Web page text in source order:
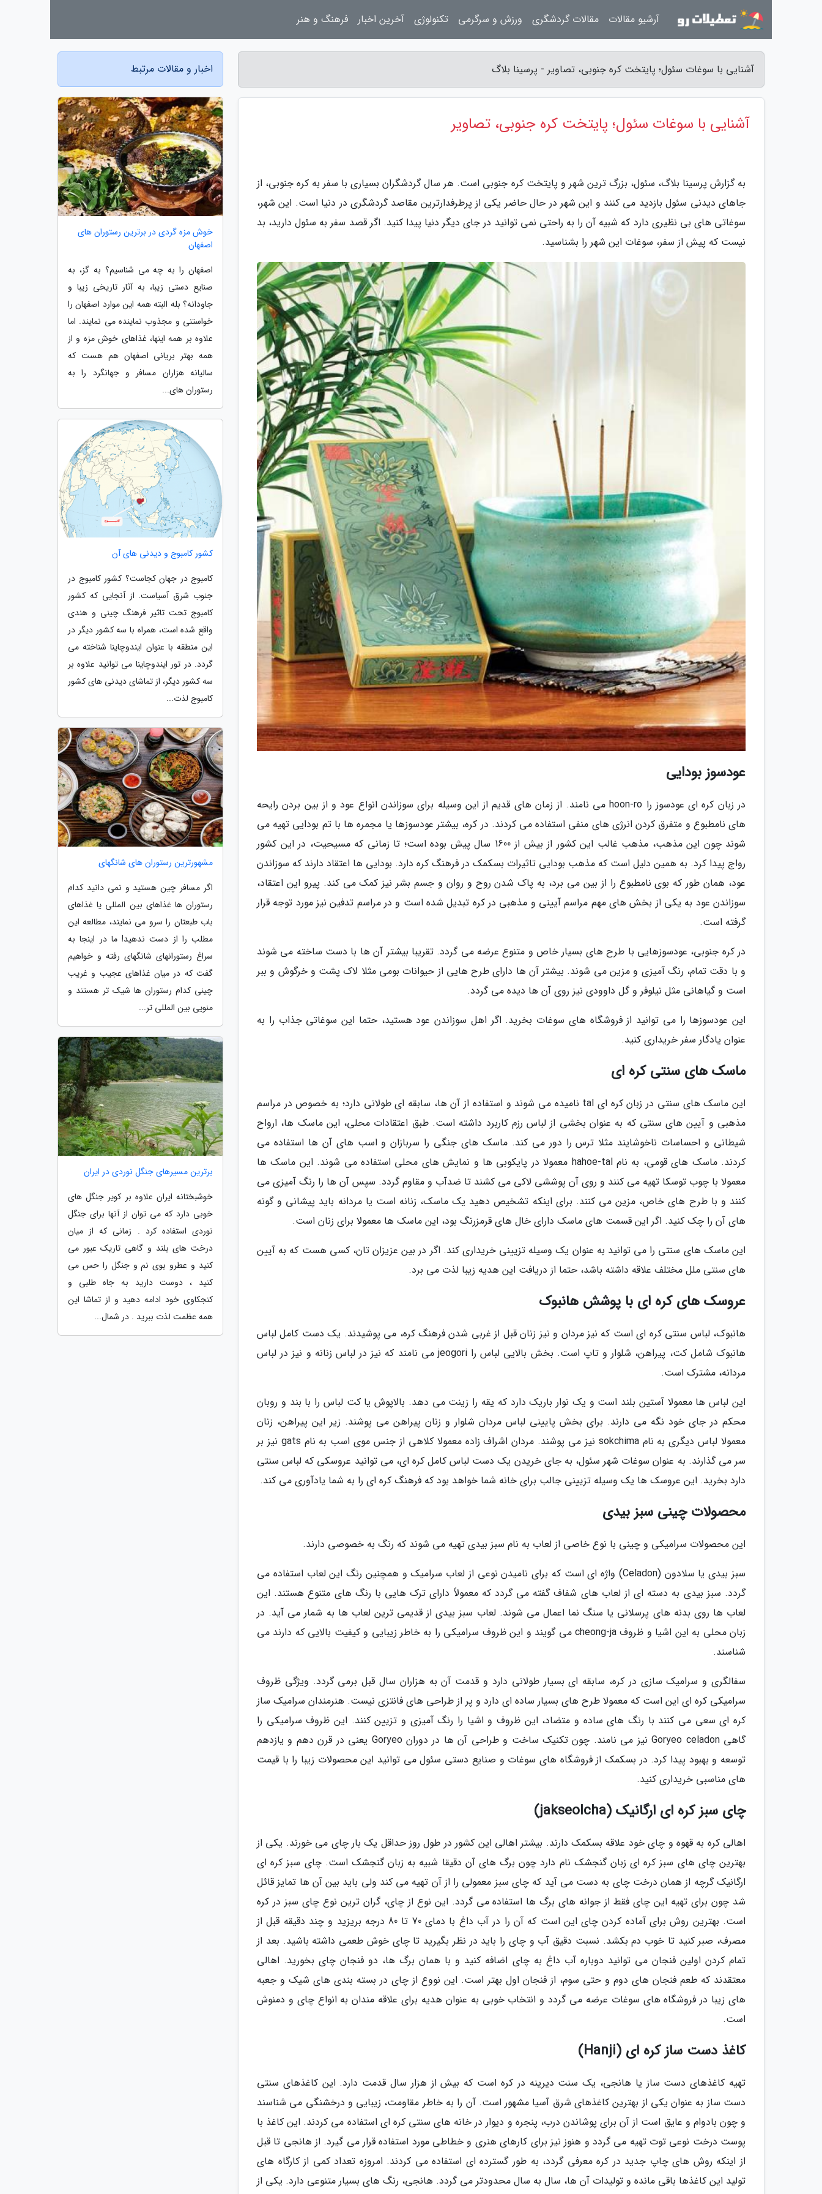
آشنایی با سوغات سئول؛ پایتخت کره جنوبی، تصاویر - پرسینا بلاگ
آشنایی با سوغات سئول؛ پایتخت کره جنوبی، تصاویر
به گزارش پرسینا بلاگ، سئول، بزرگ ترین شهر و پایتخت کره جنوبی است. هر سال گردشگران بسیاری با سفر به کره جنوبی، از
جاهای دیدنی سئول بازدید می کنند و این شهر در حال حاضر یکی از پرطرفدارترین مقاصد گردشگری در دنیا است. این شهر،
سوغاتی های بی نظیری دارد که شبیه آن را به راحتی نمی توانید در جای دیگر دنیا پیدا کنید. اگر قصد سفر به سئول دارید، بد
نیست که پیش از سفر، سوغات این شهر را بشناسید.
عودسوز بودایی
در زبان کره ای عودسوز را hoon-ro می نامند. از زمان های قدیم از این وسیله برای سوزاندن انواع عود و از بین بردن رایحه
های نامطبوع و متفرق کردن انرژی های منفی استفاده می کردند. در کره، بیشتر عودسوزها یا مجمره ها با تم بودایی تهیه می
شوند چون این مذهب، مذهب غالب این کشور از بیش از 1600 سال پیش بوده است؛ تا زمانی که مسیحیت، در این کشور
رواج پیدا کرد. به همین دلیل است که مذهب بودایی تاثیرات بسکمک در فرهنگ کره دارد. بودایی ها اعتقاد دارند که سوزاندن
عود، همان طور که بوی نامطبوع را از بین می برد، به پاک شدن روح و روان و جسم بشر نیز کمک می کند. پیرو این اعتقاد،
سوزاندن عود به یکی از بخش های مهم مراسم آیینی و مذهبی در کره تبدیل شده است و در مراسم تدفین نیز مورد توجه قرار
گرفته است.
در کره جنوبی، عودسوزهایی با طرح های بسیار خاص و متنوع عرضه می گردد. تقریبا بیشتر آن ها با دست ساخته می شوند
و با دقت تمام، رنگ آمیزی و مزین می شوند. بیشتر آن ها دارای طرح هایی از حیوانات بومی مثلا لاک پشت و خرگوش و ببر
است و گیاهانی مثل نیلوفر و گل داوودی نیز روی آن ها دیده می گردد.
این عودسوزها را می توانید از فروشگاه های سوغات بخرید. اگر اهل سوزاندن عود هستید، حتما این سوغاتی جذاب را به
عنوان یادگار سفر خریداری کنید.
ماسک های سنتی کره ای
این ماسک های سنتی در زبان کره ای tal نامیده می شوند و استفاده از آن ها، سابقه ای طولانی دارد؛ به خصوص در مراسم
مذهبی و آیین های سنتی که به عنوان بخشی از لباس رزم کاربرد داشته است. طبق اعتقادات محلی، این ماسک ها، ارواح
شیطانی و احساسات ناخوشایند مثلا ترس را دور می کند. ماسک های جنگی را سربازان و اسب های آن ها استفاده می
کردند. ماسک های قومی، به نام hahoe-tal معمولا در پایکوبی ها و نمایش های محلی استفاده می شوند. این ماسک ها
معمولا با چوب توسکا تهیه می کنند و روی آن پوششی لاکی می کشند تا ضدآب و مقاوم گردد. سپس آن ها را رنگ آمیزی می
کنند و با طرح های خاص، مزین می کنند. برای اینکه تشخیص دهید یک ماسک، زنانه است یا مردانه باید پیشانی و گونه
های آن را چک کنید. اگر این قسمت های ماسک دارای خال های قرمزرنگ بود، این ماسک ها معمولا برای زنان است.
این ماسک های سنتی را می توانید به عنوان یک وسیله تزیینی خریداری کند. اگر در بین عزیزان تان، کسی هست که به آیین
های سنتی ملل مختلف علاقه داشته باشد، حتما از دریافت این هدیه زیبا لذت می برد.
عروسک های کره ای با پوشش هانبوک
هانبوک، لباس سنتی کره ای است که نیز مردان و نیز زنان قبل از غربی شدن فرهنگ کره، می پوشیدند. یک دست کامل لباس
هانبوک شامل کت، پیراهن، شلوار و تاپ است. بخش بالایی لباس را jeogori می نامند که نیز در لباس زنانه و نیز در لباس
مردانه، مشترک است.
این لباس ها معمولا آستین بلند است و یک نوار باریک دارد که یقه را زینت می دهد. بالاپوش یا کت لباس را با بند و روبان
محکم در جای خود نگه می دارند. برای بخش پایینی لباس مردان شلوار و زنان پیراهن می پوشند. زیر این پیراهن، زنان
معمولا لباس دیگری به نام sokchima نیز می پوشند. مردان اشراف زاده معمولا کلاهی از جنس موی اسب به نام gats نیز بر
سر می گذارند. به عنوان سوغات شهر سئول، به جای خریدن یک دست لباس کامل کره ای، می توانید عروسکی که لباس سنتی
دارد بخرید. این عروسک ها یک وسیله تزیینی جالب برای خانه شما خواهد بود که فرهنگ کره ای را به شما یادآوری می کند.
محصولات چینی سبز بیدی
این محصولات سرامیکی و چینی با نوع خاصی از لعاب به نام سبز بیدی تهیه می شوند که رنگ به خصوصی دارند.
سبز بیدی یا سلادون (Celadon) واژه ای است که برای نامیدن نوعی از لعاب سرامیک و همچنین رنگ این لعاب استفاده می
گردد. سبز بیدی به دسته ای از لعاب های شفاف گفته می گردد که معمولاً دارای ترک هایی با رنگ های متنوع هستند. این
لعاب ها روی بدنه های پرسلانی یا سنگ نما اعمال می شوند. لعاب سبز بیدی از قدیمی ترین لعاب ها به شمار می آید. در
زبان محلی به این اشیا و ظروف cheong-ja می گویند و این ظروف سرامیکی را به خاطر زیبایی و کیفیت بالایی که دارند می
شناسند.
سفالگری و سرامیک سازی در کره، سابقه ای بسیار طولانی دارد و قدمت آن به هزاران سال قبل برمی گردد. ویژگی ظروف
سرامیکی کره ای این است که معمولا طرح های بسیار ساده ای دارد و پر از طراحی های فانتزی نیست. هنرمندان سرامیک ساز
کره ای سعی می کنند با رنگ های ساده و متضاد، این ظروف و اشیا را رنگ آمیزی و تزیین کنند. این ظروف سرامیکی را
گاهی Goryeo celadon نیز می نامند. چون تکنیک ساخت و طراحی آن ها در دوران Goryeo یعنی در قرن دهم و یازدهم
توسعه و بهبود پیدا کرد. در بسکمک از فروشگاه های سوغات و صنایع دستی سئول می توانید این محصولات زیبا را با قیمت
های مناسبی خریداری کنید.
چای سبز کره ای ارگانیک (jakseolcha)
اهالی کره به قهوه و چای خود علاقه بسکمک دارند. بیشتر اهالی این کشور در طول روز حداقل یک بار چای می خورند. یکی از
بهترین چای های سبز کره ای زبان گنجشک نام دارد چون برگ های آن دقیقا شبیه به زبان گنجشک است. چای سبز کره ای
ارگانیک گرچه از همان درخت چای به دست می آید که چای سبز معمولی را از آن تهیه می کند ولی باید بین آن ها تمایز قائل
شد چون برای تهیه این چای فقط از جوانه های برگ ها استفاده می گردد. این نوع از چای، گران ترین نوع چای سبز در کره
است. بهترین روش برای آماده کردن چای این است که آن را در آب داغ با دمای 70 تا 80 درجه بریزید و چند دقیقه قبل از
مصرف، صبر کنید تا خوب دم بکشد. نسبت دقیق آب و چای را باید در نظر بگیرید تا چای خوش طعمی داشته باشید. بعد از
تمام کردن اولین فنجان می توانید دوباره آب داغ به چای اضافه کنید و با همان برگ ها، دو فنجان چای بخورید. اهالی
معتقدند که طعم فنجان های دوم و حتی سوم، از فنجان اول بهتر است. این نووع از چای در بسته بندی های شیک و جعبه
های زیبا در فروشگاه های سوغات عرضه می گردد و انتخاب خوبی به عنوان هدیه برای علاقه مندان به انواع چای و دمنوش
است.
کاغذ دست ساز کره ای (Hanji)
تهیه کاغذهای دست ساز یا هانجی، یک سنت دیرینه در کره است که بیش از هزار سال قدمت دارد. این کاغذهای سنتی
دست ساز به عنوان یکی از بهترین کاغذهای شرق آسیا مشهور است. آن را به خاطر مقاومت، زیبایی و درخشنگی می شناسند
و چون بادوام و عایق است از آن برای پوشاندن درب، پنجره و دیوار در خانه های سنتی کره ای استفاده می کردند. این کاغذ با
پوست درخت نوعی توت تهیه می گردد و هنوز نیز برای کارهای هنری و خطاطی مورد استفاده قرار می گیرد. از هانجی تا قبل
از اینکه روش های چاپ جدید در کره معرفی گردد، به طور گسترده ای استفاده می کردند. امروزه تعداد کمی از کارگاه های
تولید این کاغذها باقی مانده و تولیدات آن ها، سال به سال محدودتر می گردد. هانجی، رنگ های بسیار متنوعی دارد. یکی از
اخبار و مقالات مرتبط
خوش مزه گردی در برترین رستوران های
اصفهان
اصفهان را به چه می شناسیم؟ به گز، به
صنایع دستی زیبا، به آثار تاریخی زیبا و
جاودانه؟ بله البته همه این موارد اصفهان را
خواستنی و مجذوب نماینده می نمایند. اما
علاوه بر همه اینها، غذاهای خوش مزه و از
همه بهتر بریانی اصفهان هم هست که
سالیانه هزاران مسافر و جهانگرد را به
رستوران های...
کشور کامبوج و دیدنی های آن
کامبوج در جهان کجاست؟ کشور کامبوج در
جنوب شرق آسیاست. از آنجایی که کشور
کامبوج تحت تاثیر فرهنگ چینی و هندی
واقع شده است، همراه با سه کشور دیگر در
این منطقه با عنوان ایندوچاینا شناخته می
گردد. در تور ایندوچاینا می توانید علاوه بر
سه کشور دیگر، از تماشای دیدنی های کشور
کامبوج لذت...
مشهورترین رستوران های شانگهای
اگر مسافر چین هستید و نمی دانید کدام
رستوران ها غذاهای بین المللی یا غذاهای
باب طبعتان را سرو می نمایند، مطالعه این
مطلب را از دست ندهید! ما در اینجا به
سراغ رستورانهای شانگهای رفته و خواهیم
گفت که در میان غذاهای عجیب و غریب
چینی کدام رستوران ها شیک تر هستند و
منویی بین المللی تر...
برترین مسیرهای جنگل نوردی در ایران
خوشبختانه ایران علاوه بر کویر جنگل های
خوبی دارد که می توان از آنها برای جنگل
نوردی استفاده کرد . زمانی که از میان
درخت های بلند و گاهی تاریک عبور می
کنید و عطرو بوی نم و جنگل را حس می
کنید ، دوست دارید به جاه طلبی و
کنجکاوی خود ادامه دهید و از تماشا این
همه عظمت لذت ببرید . در شمال...
آرشیو مقالات مقالات گردشگری ورزش و سرگرمی تکنولوژی آخرین اخبار فرهنگ و هنر